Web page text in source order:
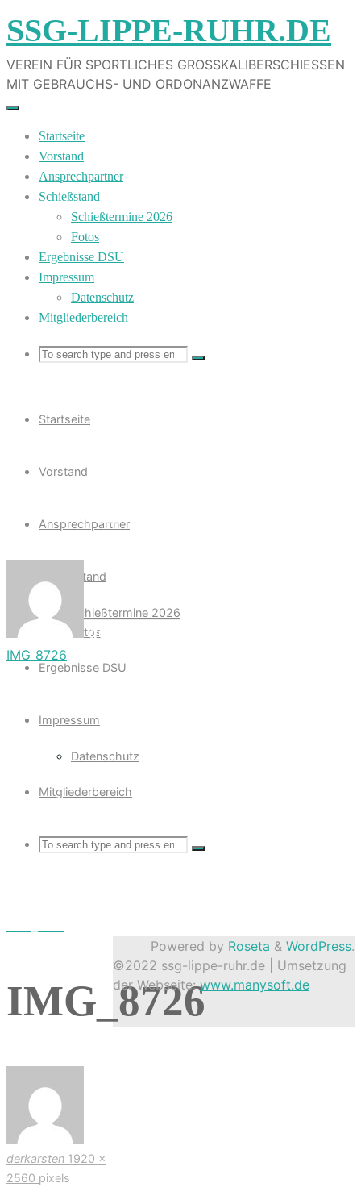
to
SSG-LIPPE-RUHR.DE
VEREIN FÜR SPORTLICHES GROSSKALIBERSCHIESSEN M
IT GEBRAUCHS- UND ORDONANZWAFFE
Startseite
Vorstand
Ansprechpartner
Schießstand
Schießtermine 2026
Fotos
Ergebnisse DSU
Impressum
Datenschutz
Mitgliederbereich
Search
Search
Search
Startseite
Vorstand
Ansprechpartner
Schießstand
Schießtermine 2026
Fotos
Ergebnisse DSU
Impressum
Datenschutz
Mitgliederbereich
Search
Search
Search
derkarsten
Home
IMG_8726
IMG_8726
IMG_8726
derkarsten Full
size
1920 ×
2560 pixels
Powered by Roseta & WordPress.
©2022 ssg-lippe-ruhr.de | Umsetzung
der Webseite:www.manysoft.de